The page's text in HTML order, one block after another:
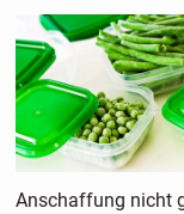
Anschaffung nicht